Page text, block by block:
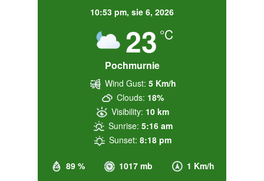
10:53 pm, sie 6, 2026
23 °C
Pochmurnie
89 % 1017 mb 1 Km/h
Wind Gust: 5 Km/h
Clouds: 18%
Visibility: 10 km
Sunrise: 5:16 am
Sunset: 8:18 pm